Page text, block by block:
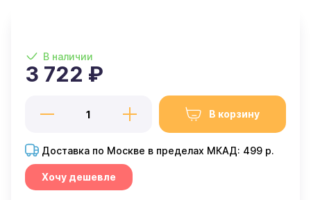
В наличии
3 722 ₽
В корзину
Доставка по Москве в пределах МКАД: 499 р.
Хочу дешевле